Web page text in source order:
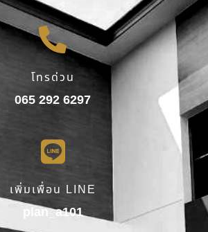
โทรด่วน
065 292 6297
เพิ่มเพื่อน LINE
plan_a101